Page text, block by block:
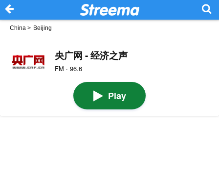
China > Beijing
央广网 - 经济之声
FM · 96.6
Play